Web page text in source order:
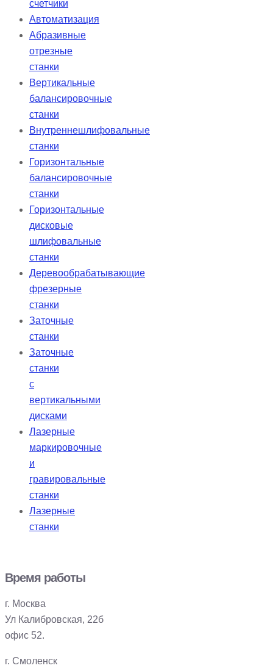
счетчики
Автоматизация
Абразивные
отрезные
станки
Вертикальные
балансировочные
станки
Внутреннешлифовальные
станки
Горизонтальные
балансировочные
станки
Горизонтальные
дисковые
шлифовальные
станки
Деревообрабатывающие
фрезерные
станки
Заточные
станки
Заточные
станки
с
вертикальными
дисками
Лазерные
маркировочные
и
гравировальные
станки
Лазерные
станки
Время работы
г. Москва
Ул Калибровская, 22б
офис 52.
г. Смоленск